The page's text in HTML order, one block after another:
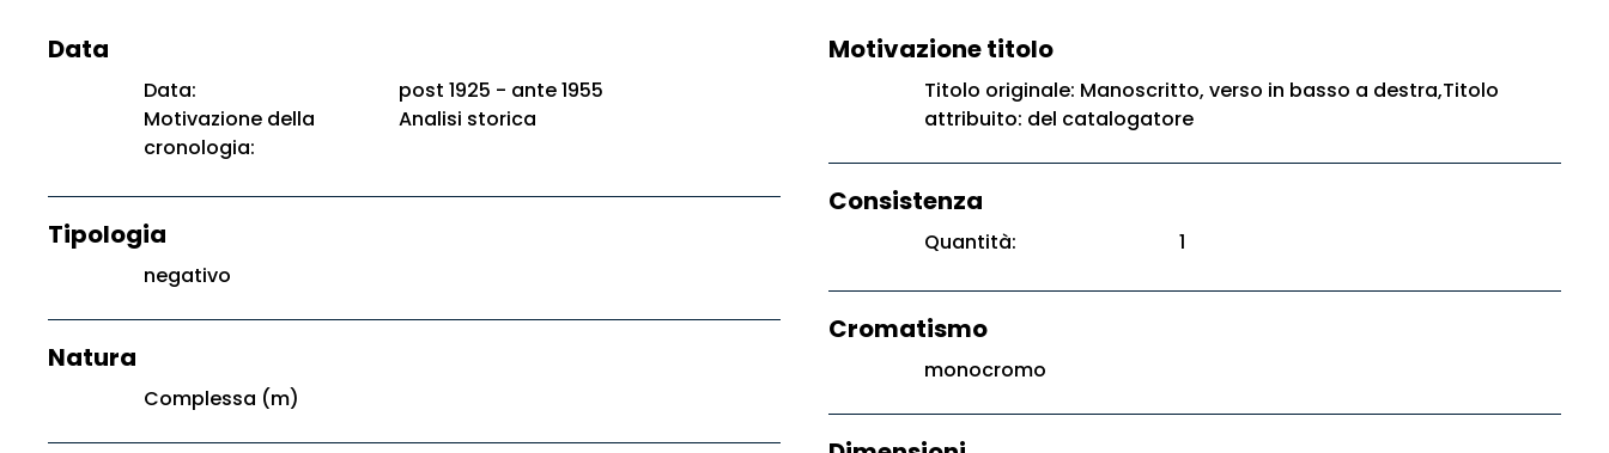
Data
Data:
post 1925 - ante 1955
Motivazione della
cronologia:
Analisi storica
Tipologia
negativo
Natura
Complessa (m)
Motivazione titolo
Titolo originale: Manoscritto, verso in basso a destra,Titolo
attribuito: del catalogatore
Consistenza
Quantità: 1
Cromatismo
monocromo